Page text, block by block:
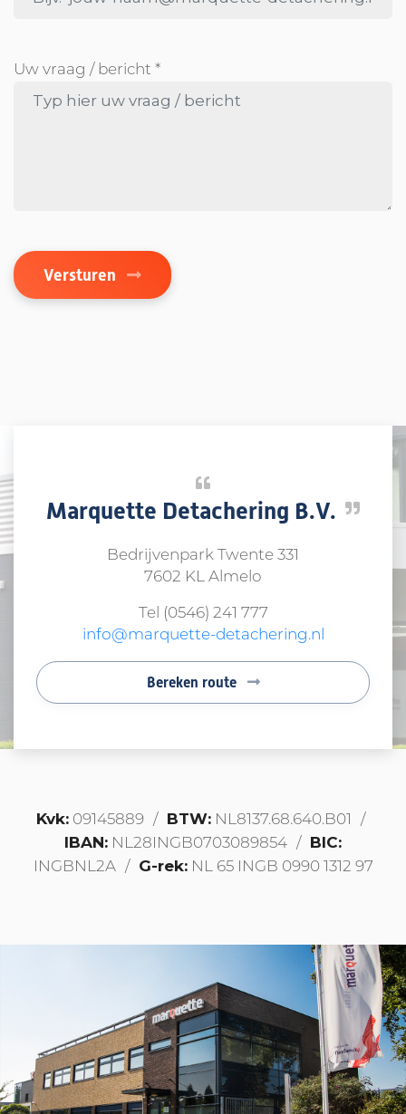
Uw vraag / bericht *
Versturen
Marquette Detachering B.V.
Bedrijvenpark Twente 331
7602 KL Almelo
Tel (0546) 241 777
info@marquette-detachering.nl
Bereken route
Kvk:09145889 BTW:NL8137.68.640.B01
IBAN: NL28INGB0703089854 BIC:
INGBNL2A G-rek:NL 65 INGB 0990 1312 97